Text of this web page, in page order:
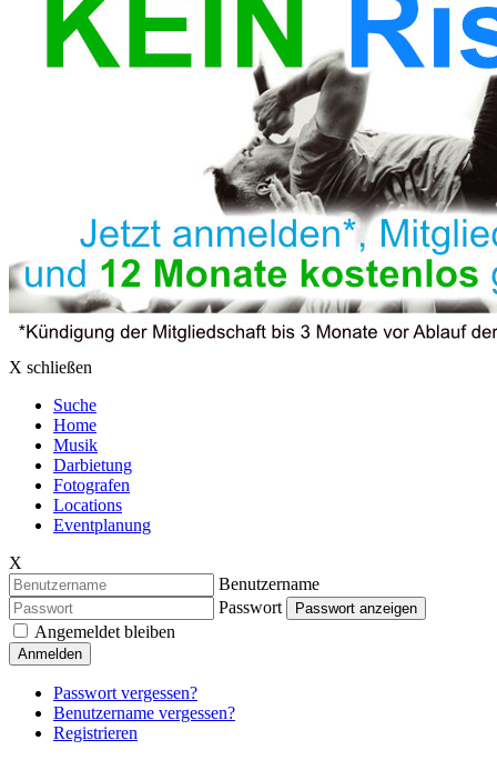
X schließen
Suche
Home
Musik
Darbietung
Fotografen
Locations
Eventplanung
X
Benutzername
Passwort
Passwort anzeigen
Angemeldet bleiben
Anmelden
Passwort vergessen?
Benutzername vergessen?
Registrieren